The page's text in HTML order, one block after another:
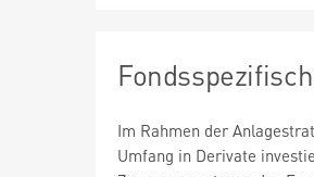
Im Rahmen der
Umfang in Derivate